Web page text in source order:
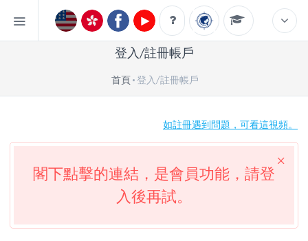
登入/註冊帳戶
首頁 登入/註冊帳戶
如註冊遇到問題，可看這視頻。
閣下點擊的連結，是會員功能，請登
入後再試。